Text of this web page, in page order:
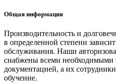
Общая информация
Производительность и
в определенной степени
обслуживания. Наши
снабжены всеми
документацией, а их
обучение.